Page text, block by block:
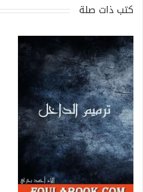
كتب ذات صلة